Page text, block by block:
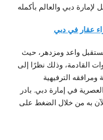
عقار في دبي
واعد ومزدهر، حيث
القادمة، وذلك نظرًا إلى
ومرافقه الترفيهية
في إمارة دبي. بادر
به من خلال الضغط على